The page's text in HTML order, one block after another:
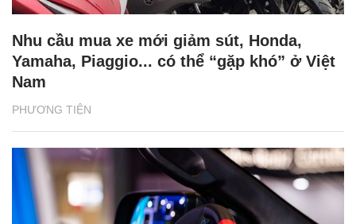
PHƯƠNG TIỆN
Nhu cầu mua xe mới giảm sút, Honda,
Yamaha, Piaggio... có thể “gặp khó” ở Việt
Nam